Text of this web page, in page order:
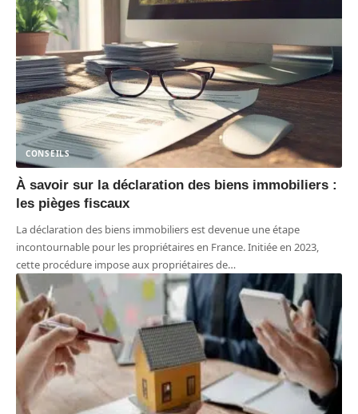
CONSEILS
À savoir sur la déclaration des biens immobiliers :
les pièges fiscaux
La déclaration des biens immobiliers est devenue une étape
incontournable pour les propriétaires en France. Initiée en 2023,
cette procédure impose aux propriétaires de…